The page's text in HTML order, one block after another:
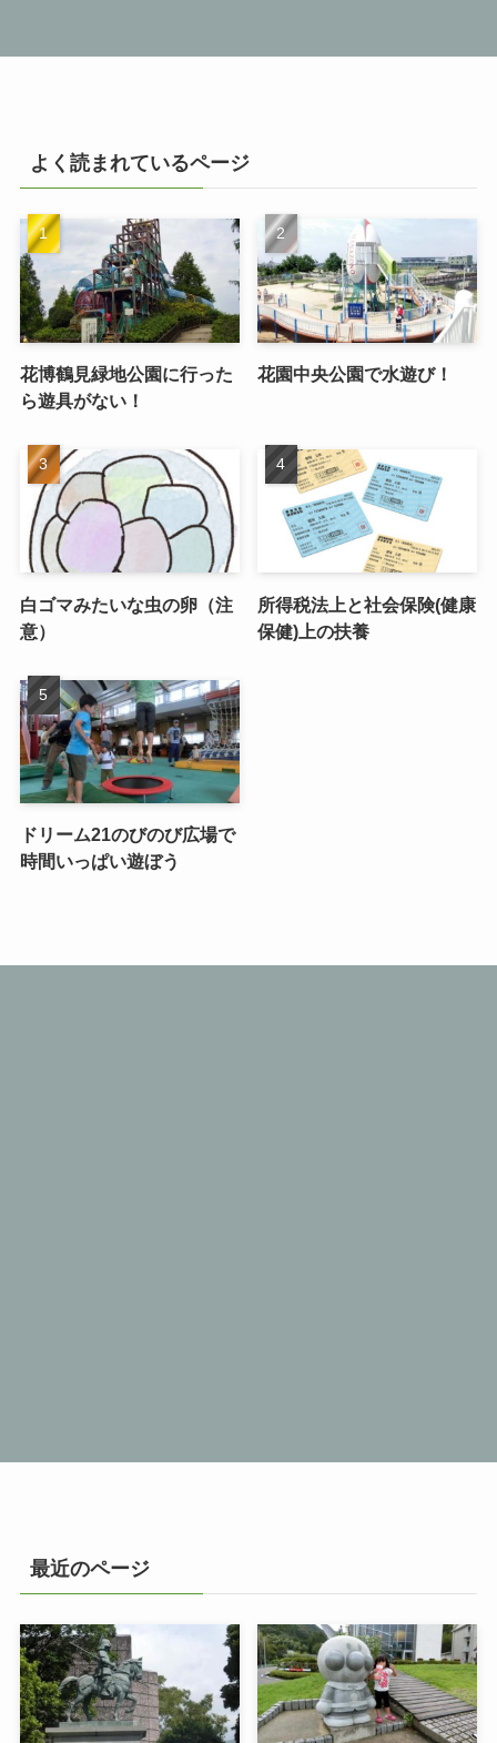
よく読まれているページ
花博鶴見緑地公園に行った
ら遊具がない！
花園中央公園で水遊び！
白ゴマみたいな虫の卵（注
意）
所得税法上と社会保険(健康
保健)上の扶養
ドリーム21のびのび広場で
時間いっぱい遊ぼう
最近のページ